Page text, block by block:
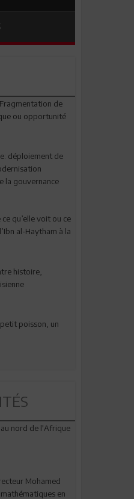
de
ou opportunité
déploiement de
la gouvernance
qu’elle voit ou ce
al-Haytham à la
histoire,
poisson, un
au nord de l'Afrique
Mohamed
en